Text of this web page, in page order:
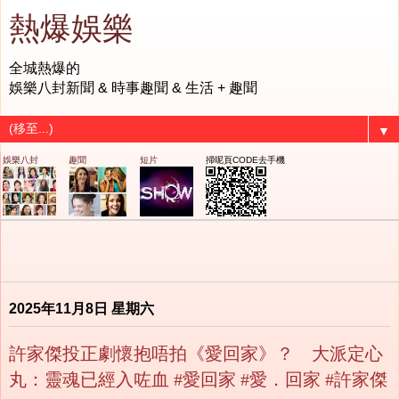
熱爆娛樂
全城熱爆的
娛樂八封新聞 & 時事趣聞 & 生活 + 趣聞
▼
娛樂八封 趣聞 短片 掃呢頁CODE去手機
2025年11月8日 星期六
許家傑投正劇懷抱唔拍《愛回家》？ 大派定心
丸：靈魂已經入咗血 #愛回家 #愛．回家 #許家傑